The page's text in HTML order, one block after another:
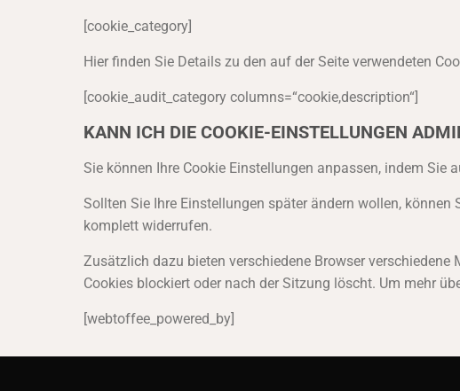
[cookie_category]
Hier finden Sie Details zu den auf der Seite verwendeten
[cookie_audit_category columns=“cookie,description“]
KANN ICH DIE COOKIE-EINSTELLUNGEN
Sie können Ihre Cookie Einstellungen anpassen, indem Sie
Sollten Sie Ihre Einstellungen später ändern wollen,
komplett widerrufen.
Zusätzlich dazu bieten verschiedene Browser
Cookies blockiert oder nach der Sitzung löscht. Um mehr
[webtoffee_powered_by]